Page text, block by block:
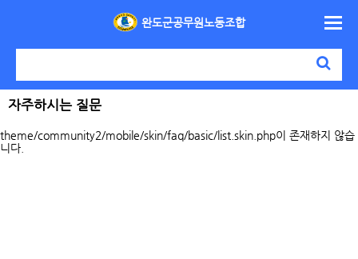
완도군공무원노동조합
자주하시는 질문
theme/community2/mobile/skin/faq/basic/list.skin.php이 존재하지 않습
니다.